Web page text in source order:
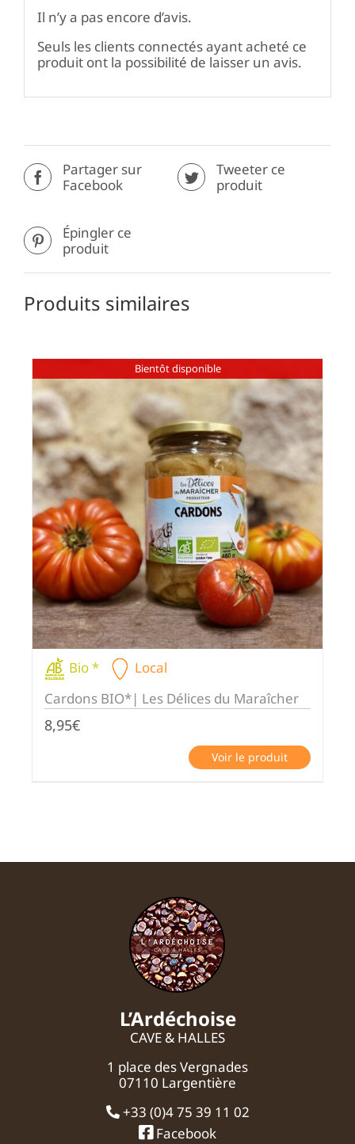
Il n’y a pas encore d’avis.
Seuls les clients connectés ayant acheté ce
produit ont la possibilité de laisser un avis.
Partager sur
Facebook
Tweeter ce
produit
Épingler ce
produit
Produits similaires
Bientôt disponible
Bio *
Local
Cardons BIO*| Les Délices du Maraîcher
8,95€
Voir le produit
L’Ardéchoise
CAVE & HALLES
1 place des Vergnades
07110 Largentière
+33 (0)4 75 39 11 02
Facebook